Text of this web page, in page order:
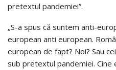
pretextul pandemiei”.
„S-a spus că suntem anti-
european anti european.
european de fapt? Noi? Sau
sub pretextul pandemiei. Cine